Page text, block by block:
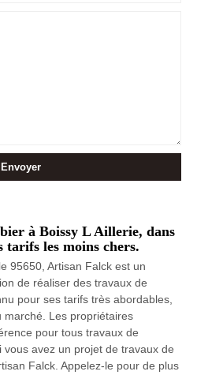
à Boissy L Aillerie, dans
tarifs les moins chers.
95650, Artisan Falck est un
de réaliser des travaux de
pour ses tarifs très abordables,
marché. Les propriétaires
pour tous travaux de
vous avez un projet de travaux de
Falck. Appelez-le pour de plus